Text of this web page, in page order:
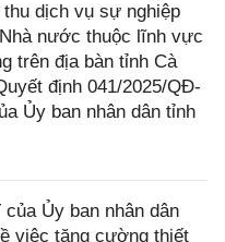
dịch vụ sự nghiệp
nước thuộc lĩnh vực
trên địa bàn tỉnh Cà
định 041/2025/QĐ-
Ủy ban nhân dân tỉnh
Ủy ban nhân dân
việc tăng cường thiết